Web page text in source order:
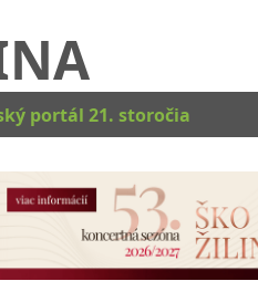
portál 21. storočia